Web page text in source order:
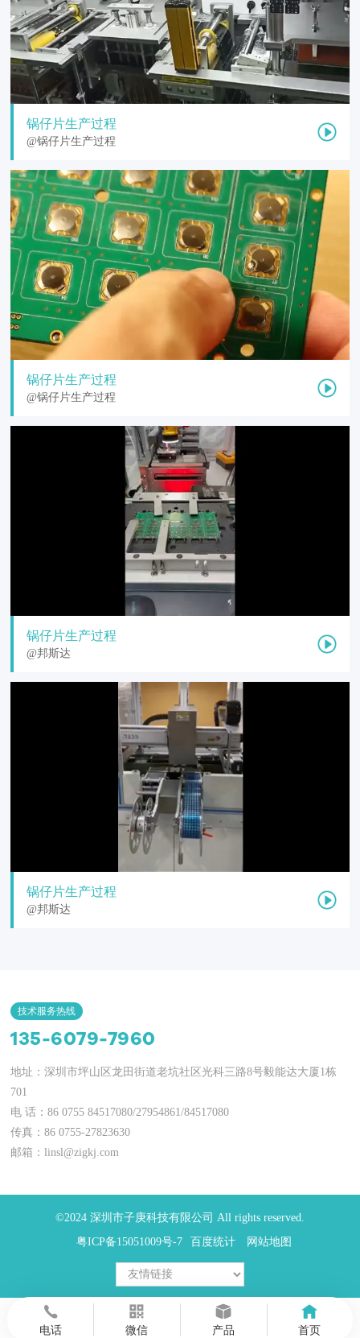
锅仔片生产过程
@锅仔片生产过程
锅仔片生产过程
@锅仔片生产过程
锅仔片生产过程
@邦斯达
锅仔片生产过程
@邦斯达
技术服务热线
135-6079-7960
地址：深圳市坪山区龙田街道老坑社区光科三路8号毅能达大厦1栋
701
电 话：86 0755 84517080/27954861/84517080
传真：86 0755-27823630
邮箱：linsl@zigkj.com
©2024 深圳市子庚科技有限公司 All rights reserved.
粤ICP备15051009号-7
百度统计 网站地图
电话 微信 产品 首页